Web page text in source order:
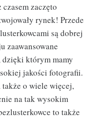
zaczęto
rynek! Przede
są dobrej
zaawansowane
którym mamy
jakości fotografii.
o wiele więcej,
na tak wysokim
to także